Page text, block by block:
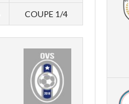
COUPE 1/4